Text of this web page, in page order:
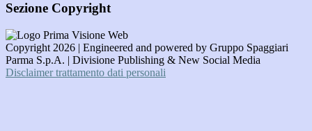
Sezione Copyright
Copyright 2026 | Engineered and powered by Gruppo Spaggiari
Parma S.p.A. | Divisione Publishing & New Social Media
Disclaimer trattamento dati personali